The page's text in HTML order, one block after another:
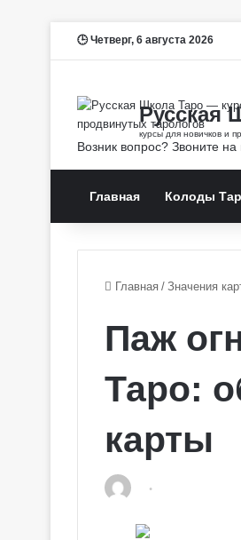
Четверг, 6 августа 2026
Главная Колоды
Главная / Значения
Паж
Таро:
карты